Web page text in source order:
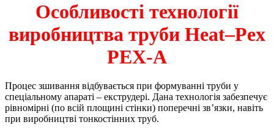
Особливості технології
виробництва труби Heat–Pex
PEX-A
Процес зшивання відбувається при формуванні труби у
спеціальному апараті – екструдері. Дана технологія забезпечує
рівномірні (по всій площині стінки) поперечні зв’язки, навіть
при виробництві тонкостінних труб.